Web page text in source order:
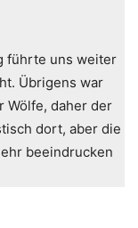
führte uns weiter
Übrigens war
Wölfe, daher der
dort, aber die
beeindrucken